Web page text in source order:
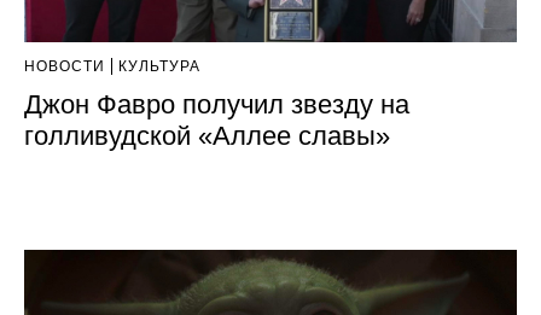
НОВОСТИ КУЛЬТУРА
Джон Фавро получил звезду на
голливудской «Аллее славы»